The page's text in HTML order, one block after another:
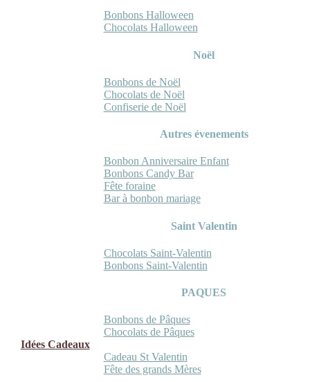
Bonbons Halloween
Chocolats Halloween
Noël
Bonbons de Noël
Chocolats de Noël
Confiserie de Noël
Autres évenements
Bonbon Anniversaire Enfant
Bonbons Candy Bar
Fête foraine
Bar à bonbon mariage
Saint Valentin
Chocolats Saint-Valentin
Bonbons Saint-Valentin
PAQUES
Bonbons de Pâques
Chocolats de Pâques
Idées Cadeaux
Cadeau St Valentin
Fête des grands Mères